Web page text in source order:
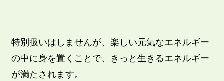
特別扱いはしませんが、楽しい元気なエネルギー
の中に身を置くことで、きっと生きるエネルギー
が満たされます。